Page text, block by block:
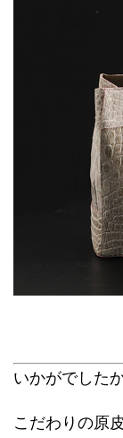
いかがでした
こだわりの原